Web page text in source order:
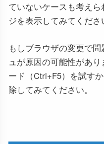
ていないケースも考え
ジを表示してみてくださ
もしブラウザの変更で
ュが原因の可能性があ
ード（Ctrl+F5）を試す
除してみてください。